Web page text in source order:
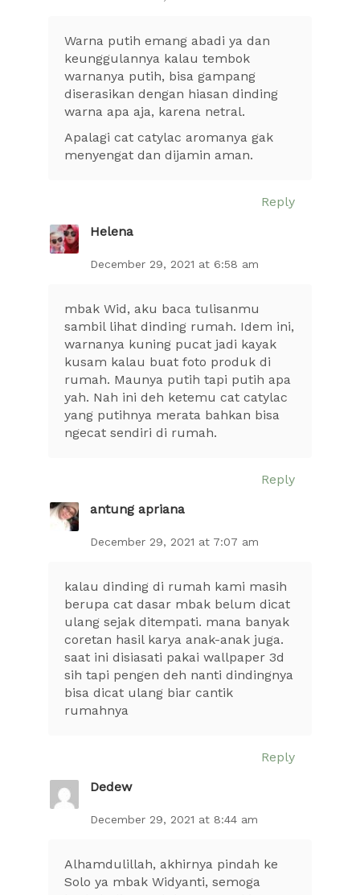
Warna putih emang abadi ya dan
keunggulannya kalau tembok
warnanya putih, bisa gampang
diserasikan dengan hiasan dinding
warna apa aja, karena netral.
Apalagi cat catylac aromanya gak
menyengat dan dijamin aman.
Reply
Helena
December 29, 2021 at 6:58 am
mbak Wid, aku baca tulisanmu
sambil lihat dinding rumah. Idem ini,
warnanya kuning pucat jadi kayak
kusam kalau buat foto produk di
rumah. Maunya putih tapi putih apa
yah. Nah ini deh ketemu cat catylac
yang putihnya merata bahkan bisa
ngecat sendiri di rumah.
Reply
antung apriana
December 29, 2021 at 7:07 am
kalau dinding di rumah kami masih
berupa cat dasar mbak belum dicat
ulang sejak ditempati. mana banyak
coretan hasil karya anak-anak juga.
saat ini disiasati pakai wallpaper 3d
sih tapi pengen deh nanti dindingnya
bisa dicat ulang biar cantik
rumahnya
Reply
Dedew
December 29, 2021 at 8:44 am
Alhamdulillah, akhirnya pindah ke
Solo ya mbak Widyanti, semoga